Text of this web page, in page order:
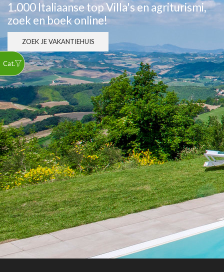
1.000 Italiaanse top Villa's en agriturismi,
zoek en boek online!
ZOEK JE VAKANTIEHUIS